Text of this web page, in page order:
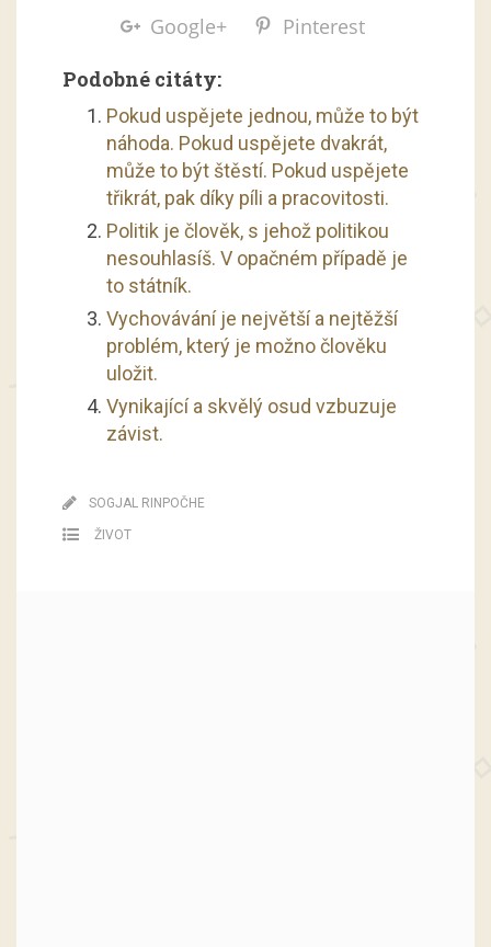
Google+
Pinterest
Podobné citáty:
Pokud uspějete jednou, může to být
náhoda. Pokud uspějete dvakrát,
může to být štěstí. Pokud uspějete
třikrát, pak díky píli a pracovitosti.
Politik je člověk, s jehož politikou
nesouhlasíš. V opačném případě je
to státník.
Vychovávání je největší a nejtěžší
problém, který je možno člověku
uložit.
Vynikající a skvělý osud vzbuzuje
závist.
SOGJAL RINPOČHE
ŽIVOT